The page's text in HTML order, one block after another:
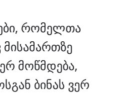
რომელთა
მოწმდება,
ბინას ვერ